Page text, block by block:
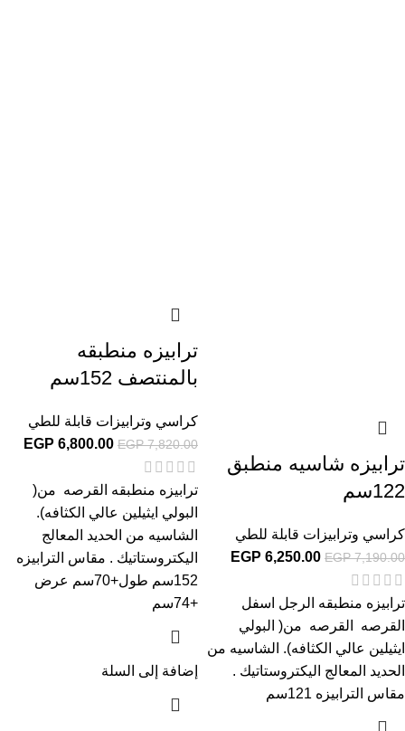
ترابيزه شاسيه منطبق
122سم
كراسي وترابيزات قابلة للطي
EGP7,190.00
EGP 6,250.00
ترابيزه منطبقه الرجل اسفل
القرصه القرصه من( البولي
ايثيلين عالي الكثافه). الشاسيه من
الحديد المعالج اليكتروستاتيك .
مقاس الترابيزه 121سم
ترابيزه منطبقه
بالمنتصف 152سم
كراسي وترابيزات قابلة للطي
EGP7,820.00
EGP 6,800.00
ترابيزه منطبقه القرصه من(
البولي ايثيلين عالي الكثافه).
الشاسيه من الحديد المعالج
اليكتروستاتيك . مقاس الترابيزه
152سم طول+70سم عرض
+74سم
إضافة إلى السلة